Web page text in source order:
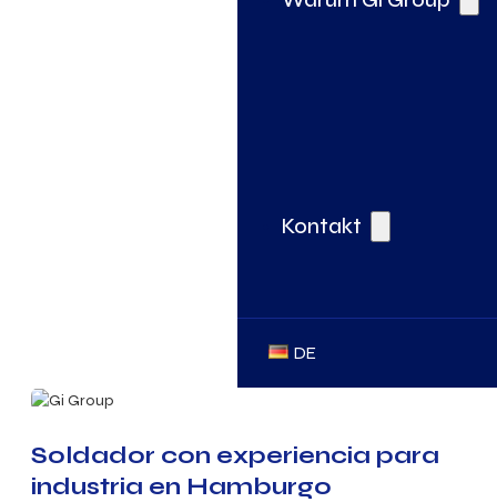
Kontakt
DE
Soldador con experiencia para
industria en Hamburgo